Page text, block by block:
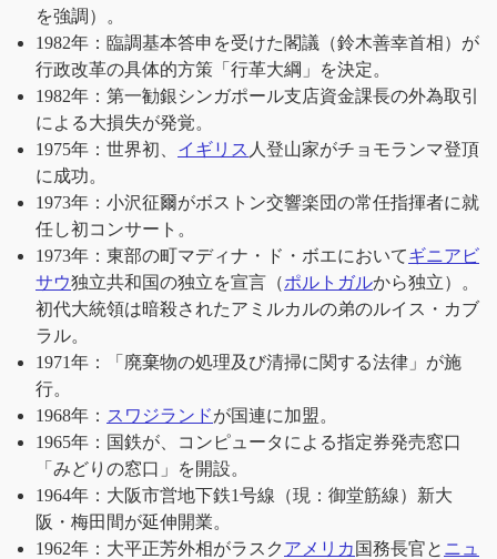
を強調）。
1982年：臨調基本答申を受けた閣議（鈴木善幸首相）が
行政改革の具体的方策「行革大綱」を決定。
1982年：第一勧銀シンガポール支店資金課長の外為取引
による大損失が発覚。
1975年：世界初、 イギリス 人登山家がチョモランマ登頂
に成功。
1973年：小沢征爾がボストン交響楽団の常任指揮者に就
任し初コンサート。
1973年：東部の町マディナ・ド・ボエにおいてギニアビ
サウ独立共和国の独立を宣言（ポルトガルから独立）。
初代大統領は暗殺されたアミルカルの弟のルイス・カブ
ラル。
1971年：「廃棄物の処理及び清掃に関する法律」が施
行。
1968年： スワジランドが国連に加盟。
1965年：国鉄が、コンピュータによる指定券発売窓口
「みどりの窓口」を開設。
1964年：大阪市営地下鉄1号線（現：御堂筋線）新大
阪・梅田間が延伸開業。
1962年：大平正芳外相がラスク アメリカ 国務長官と ニュ